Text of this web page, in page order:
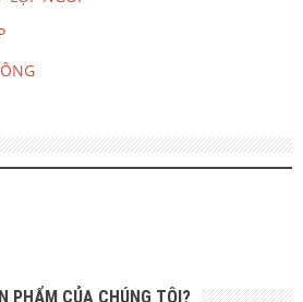
PHẨM CỦA CHÚNG TÔI?